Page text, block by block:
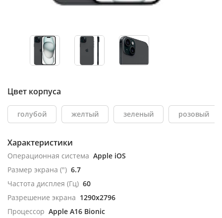
Цвет корпуса
голубой желтый зеленый розовый
Характеристики
Операционная система Apple iOS
Размер экрана (") 6.7
Частота дисплея (Гц) 60
Разрешение экрана 1290x2796
Процессор Apple A16 Bionic